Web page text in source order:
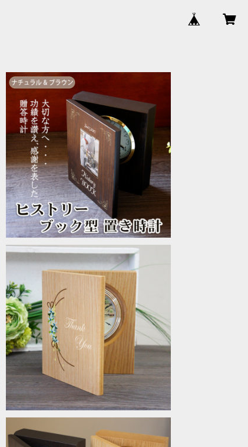
ブック型時計「ヒストリー」就任記念 周
年記念 永年勤続 退職記念
¥25,800
感謝のブック型置き時計 「ブルース
ター」オーダーメイド 子育て修了証 子
育て感謝状 結婚式両親へプレゼント
記念品贈呈
¥19,800